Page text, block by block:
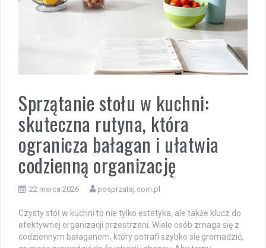
Sprzątanie stołu w kuchni:
skuteczna rutyna, która
ogranicza bałagan i ułatwia
codzienną organizację
22 marca 2026 posprzataj.com.pl
Czysty stół w kuchni to nie tylko estetyka, ale także klucz do
efektywnej organizacji przestrzeni. Wiele osób zmaga się z
codziennym bałaganem, który potrafi szybko się gromadzić,